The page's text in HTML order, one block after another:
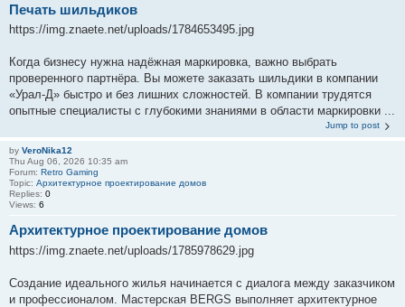
Печать шильдиков
https://img.znaete.net/uploads/1784653495.jpg
Когда бизнесу нужна надёжная маркировка, важно выбрать
проверенного партнёра. Вы можете заказать шильдики в компании
«Урал-Д» быстро и без лишних сложностей. В компании трудятся
опытные специалисты с глубокими знаниями в области маркировки ...
Jump to post
by VeroNika12
Thu Aug 06, 2026 10:35 am
Forum: Retro Gaming
Topic: Aрхитектурное проектирование домов
Replies: 0
Views: 6
Aрхитектурное проектирование домов
https://img.znaete.net/uploads/1785978629.jpg
Создание идеального жилья начинается с диалога между заказчиком
и профессионалом. Мастерская BERGS выполняет архитектурное